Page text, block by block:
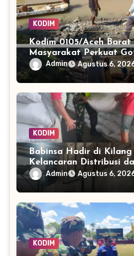
KODIM
Kodim 0105/Aceh Barat
Masyarakat Perkuat
Hadapi Potensi
Admin Agustus 6,
KODIM
Babinsa Hadir di Kilang
Kelancaran Distribusi
Pangan Warga
Admin Agustus 6,
KODIM